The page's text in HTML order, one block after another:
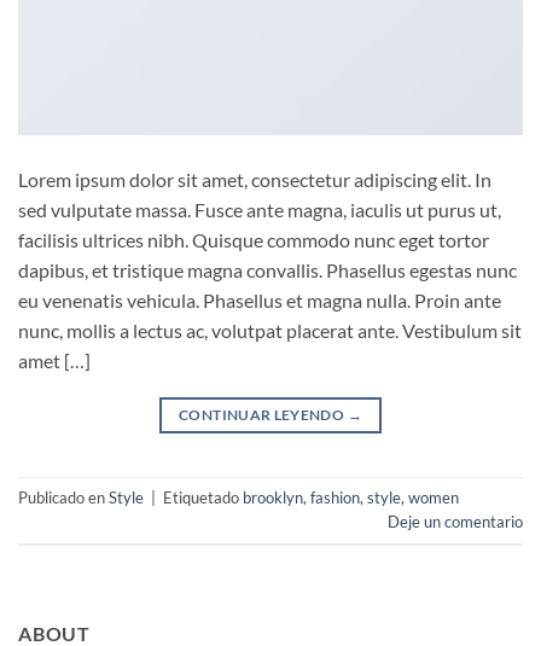
Lorem ipsum dolor sit amet, consectetur adipiscing elit. In
sed vulputate massa. Fusce ante magna, iaculis ut purus ut,
facilisis ultrices nibh. Quisque commodo nunc eget tortor
dapibus, et tristique magna convallis. Phasellus egestas nunc
eu venenatis vehicula. Phasellus et magna nulla. Proin ante
nunc, mollis a lectus ac, volutpat placerat ante. Vestibulum sit
amet […]
CONTINUAR LEYENDO →
Publicado enStyle Etiquetado brooklyn, fashion, style, women
Deje un comentario
ABOUT